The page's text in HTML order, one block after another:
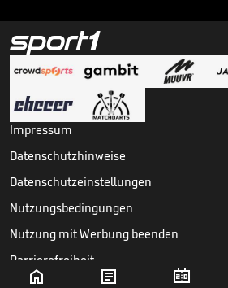
  
Impressum
Datenschutzhinweise
Datenschutzeinstellungen
Nutzungsbedingungen
Nutzung mit Werbung beenden
Barrierefreiheit